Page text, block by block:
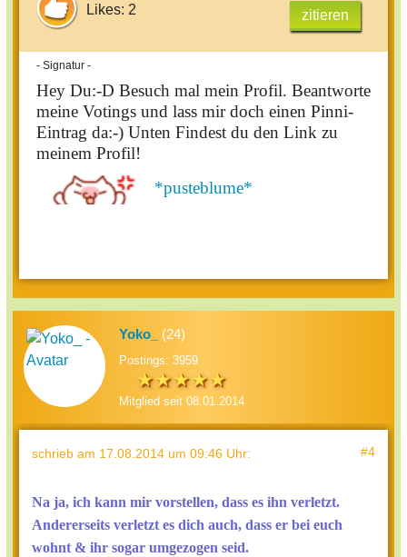
Likes: 2 zitieren
- Signatur -
Hey Du:-D Besuch mal mein Profil. Beantworte
meine Votings und lass mir doch einen Pinni-
Eintrag da:-) Unten Findest du den Link zu
meinem Profil!
*pusteblume*
Yoko_ (24)
Postings: 3959
Mitglied seit 08.01.2014
schrieb am 17.08.2014 um 09:46 Uhr: #4
Na ja, ich kann mir vorstellen, dass es ihn verletzt.
Andererseits verletzt es dich auch, dass er bei euch
wohnt & ihr sogar umgezogen seid.